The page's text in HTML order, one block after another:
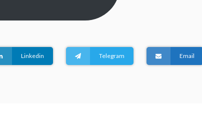
Email
Linkedin Telegram